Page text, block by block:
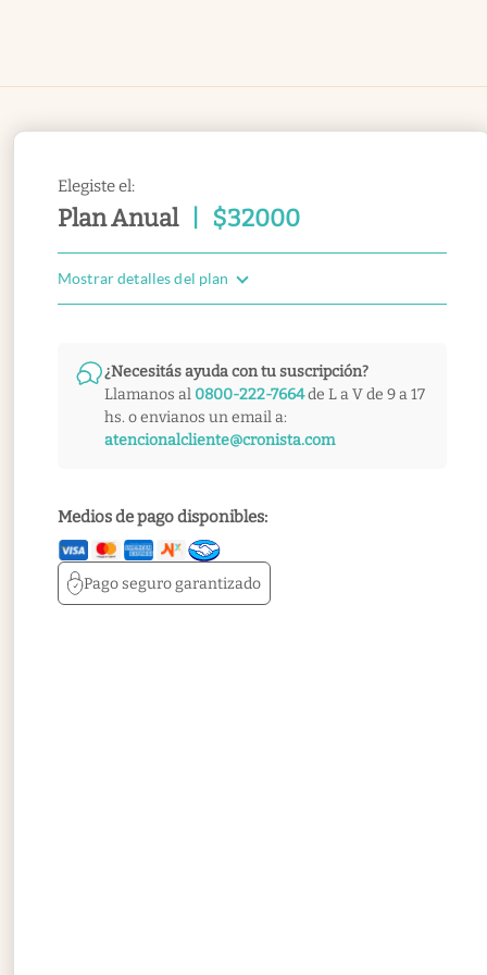
Elegiste el:
Plan Anual $32000
Mostrar detalles del plan
¿Necesitás ayuda con tu suscripción?
Llamanos al 0800-222-7664de L a V de 9 a 17
hs. o envianos un email a:
atencionalcliente@cronista.com
Medios de pago disponibles:
Pago segurogarantizado